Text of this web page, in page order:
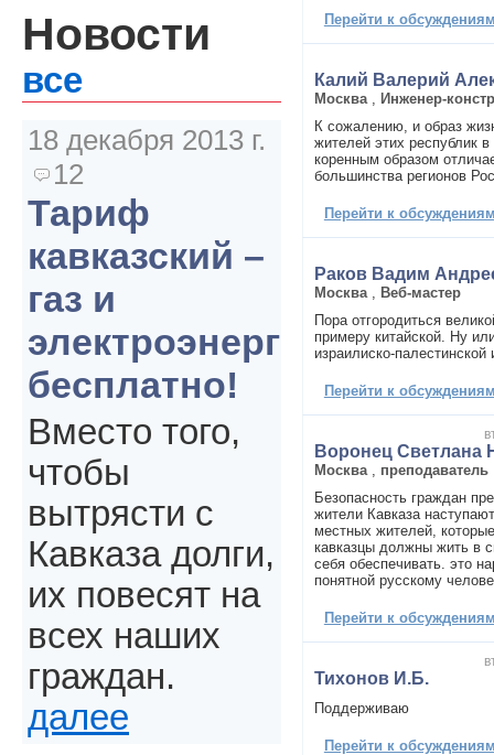
Перейти к
Калий Валерий
Москва
Инженер-
К сожалению, и образ
жителей этих республик
коренным образом
большинства регионов
Перейти к
Раков Вадим
Москва
Веб-мастер
Пора отгородиться
примеру китайской. Ну
израилиско-палестинской
Перейти к
Воронец Светлана
Москва
преподаватель
Безопасность граждан
жители Кавказа
местных жителей,
кавказцы должны жить в
себя обеспечивать. это
понятной русскому
Перейти к
Тихонов И.Б.
Поддерживаю
Перейти к
Новости
все
18 декабря 2013 г.
12
Тариф
кавказский –
газ и
электроэнергия
бесплатно!
Вместо того,
чтобы
вытрясти с
Кавказа долги,
их повесят на
всех наших
граждан.
далее